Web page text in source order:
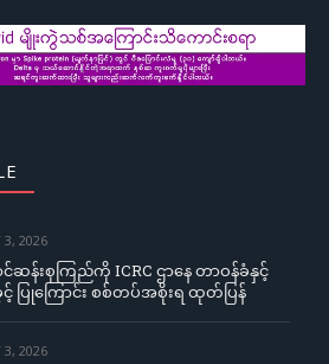
3, 2026
င်ဆန်းစုကြည်ကို ICRC ဌာနေ တာဝန်ခံနှင့်
ပြုကြောင်း စစ်တပ်အစိုးရ ထုတ်ပြန်
3, 2026